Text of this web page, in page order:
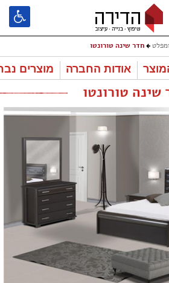
חדר שינה טורונטו
אודות החברה מוצרים
שינה טורונטו